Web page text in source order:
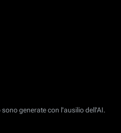
generate con l'ausilio dell'AI.